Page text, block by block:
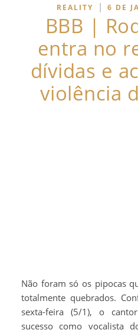
REALITY | 6 DE
BBB |
entra no
dívidas e
violência
Não foram só os pipocas
totalmente quebrados.
sexta-feira (5/1), o cantor
sucesso como vocalista